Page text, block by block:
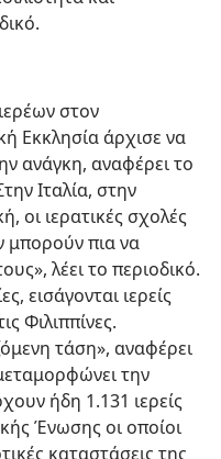
στον
Εκκλησία άρχισε να
ανάγκη, αναφέρει το
Ιταλία, στην
οι ιερατικές σχολές
μπορούν πια να
λέει το περιοδικό.
εισάγονται ιερείς
Φιλιππίνες.
τάση», αναφέρει
την
ήδη 1.131 ιερείς
Ένωσης οι οποίοι
καταστάσεις της